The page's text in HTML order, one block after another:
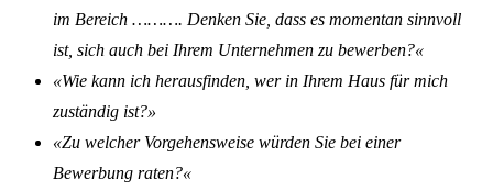
im Bereich ………. Denken Sie, dass es momentan sinnvoll
ist, sich auch bei Ihrem Unternehmen zu bewerben?«
«Wie kann ich herausfinden, wer in Ihrem Haus für mich
zuständig ist?»
«Zu welcher Vorgehensweise würden Sie bei einer
Bewerbung raten?«